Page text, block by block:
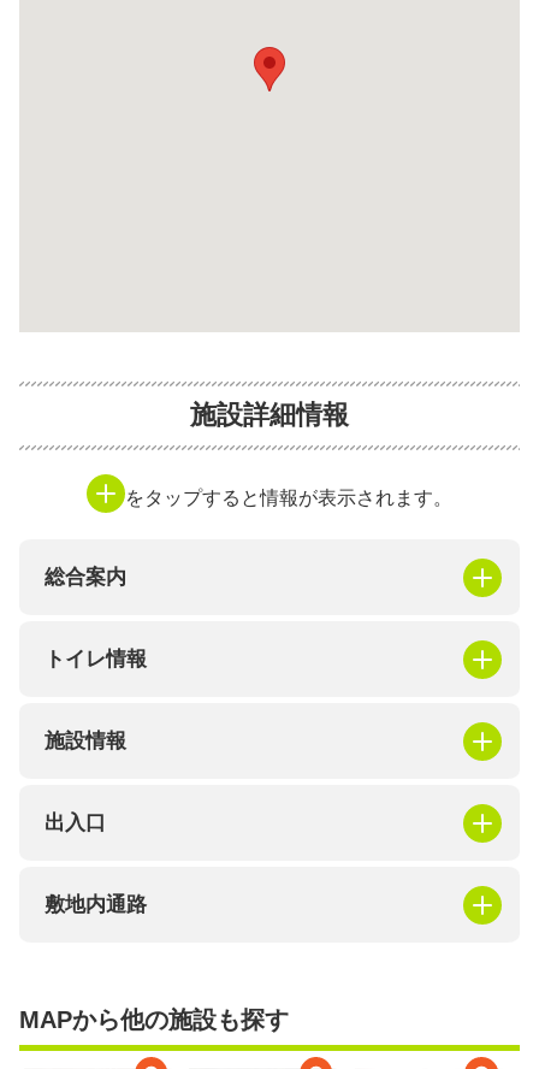
施設詳細情報
をタップすると情報が表示されます。
総合案内
トイレ情報
施設情報
出入口
敷地内通路
MAPから他の施設も探す